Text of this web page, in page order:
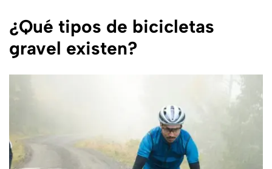
¿Qué tipos de bicicletas
gravel existen?